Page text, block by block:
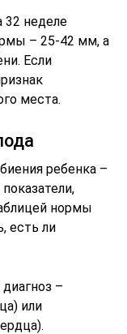
32 неделе
– 25-42 мм, а
Если
места.
ребенка –
нормы
есть ли
–
или